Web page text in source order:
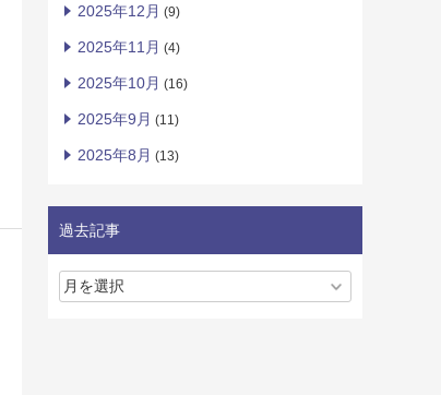
2025年12月 (9)
2025年11月 (4)
2025年10月 (16)
2025年9月 (11)
2025年8月 (13)
過去記事